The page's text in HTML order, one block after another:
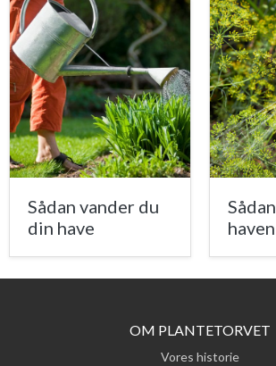
Sådan vander du
din have
OM PLANTETORVET
Vores historie